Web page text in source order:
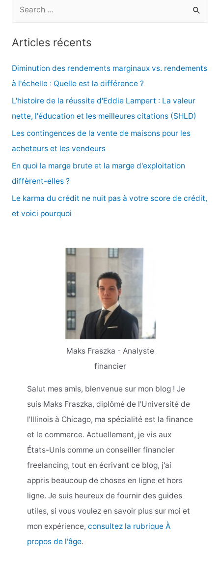
e
r
c
Articles récents
Diminution des rendements marginaux vs. rendements
à l'échelle : Quelle est la différence ?
L'histoire de la réussite d'Eddie Lampert : La valeur
nette, l'éducation et les meilleures citations (SHLD)
Les contingences de la vente de maisons pour les
acheteurs et les vendeurs
En quoi la marge brute et la marge d'exploitation
diffèrent-elles ?
Le karma du crédit ne nuit pas à votre score de crédit,
et voici pourquoi
Maks Fraszka - Analyste
financier
Salut mes amis, bienvenue sur mon blog ! Je
suis Maks Fraszka, diplômé de l'Université de
l'Illinois à Chicago, ma spécialité est la finance
et le commerce. Actuellement, je vis aux
États-Unis comme un conseiller financier
freelancing, tout en écrivant ce blog, j'ai
appris beaucoup de choses en ligne et hors
ligne. Je suis heureux de fournir des guides
utiles, si vous voulez en savoir plus sur moi et
mon expérience, consultez la rubrique À
propos de l'âge.